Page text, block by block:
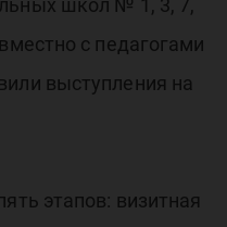
школ № 1, 3, 7,
с педагогами
выступления на
этапов: визитная